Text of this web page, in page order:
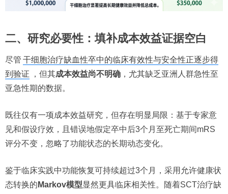
二、研究必要性：填补成本效益证据空白
尽管 干细胞治疗缺血性卒中的临床有效性与安全性正逐步得
到验证
，但其成本效益尚不明确 ，尤其缺乏亚洲人群急性至
亚急性期的数据。
既往仅有一项成本效益研究，但存在明显局限：基于专家意
见和假设疗效，且错误地假定卒中后3个月至死亡期间mRS
评分不变，忽略了功能状态的长期动态变化。
鉴于临床实践中功能恢复可持续超过3个月，采用允许健康状
态转换的 Markov模型显然更具临床相关性。随着SCT治疗缺